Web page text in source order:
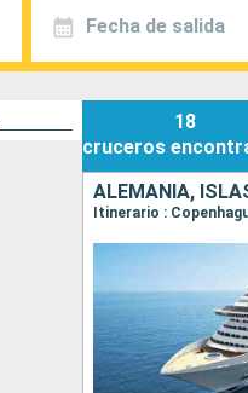
Fecha de salida
18
cruceros
ALEMANIA,
Itinerario :